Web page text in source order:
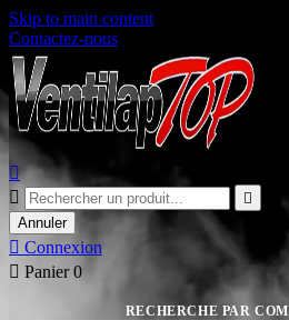
Skip to main content
Contactez-nous



Annuler
 Connexion
 Panier 0
RECHERCHE PAR